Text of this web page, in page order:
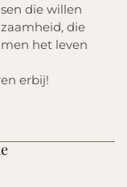
die willen
die
het leven
erbij!